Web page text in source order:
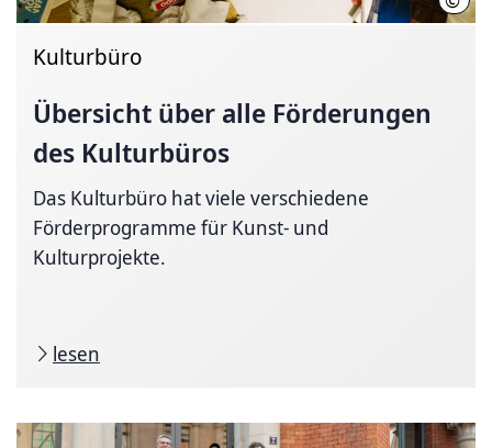
Kulturbüro
Übersicht über alle Förderungen
des Kulturbüros
Das Kulturbüro hat viele verschiedene
Förderprogramme für Kunst- und
Kulturprojekte.
lesen